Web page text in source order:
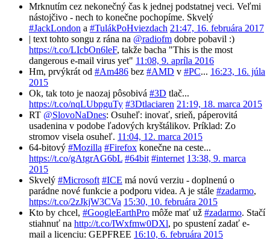
Mrknutím cez nekonečný čas k jednej podstatnej veci. Veľmi
nástojčivo - nech to konečne pochopíme. Skvelý
#JackLondon a #TulákPoHviezdach 21:47, 16. februára 2017
| text tohto songu z rána na @radiofm dobre pobavil :)
https://t.co/LIcbOn6leF, takže bacha "This is the most
dangerous e-mail virus yet" 11:08, 9. apríla 2016
Hm, prvýkrát od #Am486 bez #AMD v #PC... 16:23, 16. júla
2015
Ok, tak toto je naozaj pôsobivá #3D tlač...
https://t.co/nqLUbpguTy #3Dtlaciaren 21:19, 18. marca 2015
RT @SlovoNaDnes: Osuheľ: inovať, srieň, páperovitá
usadenina v podobe ľadových kryštálikov. Príklad: Zo
stromov visela osuheľ. 11:04, 12. marca 2015
64-bitový #Mozilla #Firefox konečne na ceste...
https://t.co/gAtgrAG6bL #64bit #internet 13:38, 9. marca
2015
Skvelý #Microsoft #ICE má novú verziu - doplnenú o
parádne nové funkcie a podporu videa. A je stále #zadarmo,
https://t.co/2zJkjW3CVa 15:30, 10. februára 2015
Kto by chcel, #GoogleEarthPro môže mať už #zadarmo. Stačí
stiahnuť na http://t.co/IWxfmw0DXl, po spustení zadať e-
mail a licenciu: GEPFREE 16:10, 6. februára 2015